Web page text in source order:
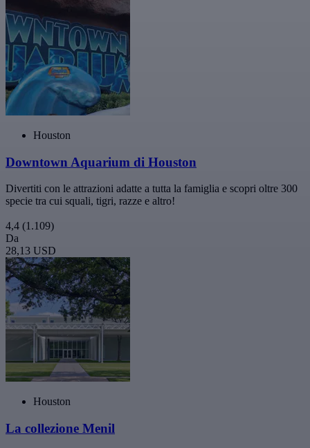
Houston
Downtown Aquarium di Houston
Divertiti con le attrazioni adatte a tutta la famiglia e scopri oltre 300
specie tra cui squali, tigri, razze e altro!
4,4 (1.109)
Da
28,13 USD
Houston
La collezione Menil